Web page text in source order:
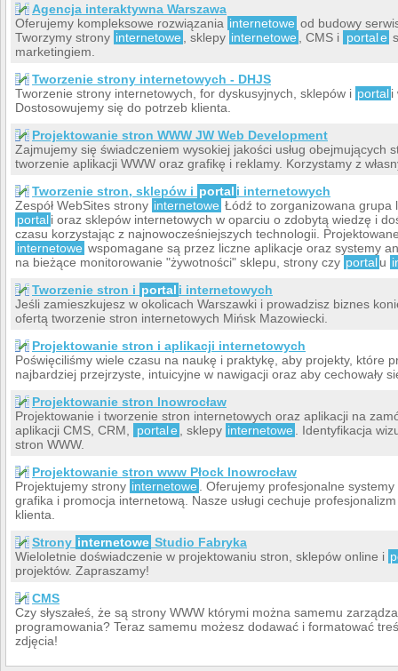
Agencja interaktywna Warszawa
Oferujemy kompleksowe rozwiązania internetowe od budowy
Tworzymy strony internetowe , sklepy internetowe , CMS i portale
marketingiem.
Tworzenie strony internetowych - DHJS
Tworzenie strony internetowych, for dyskusyjnych, sklepów i portali
Dostosowujemy się do potrzeb klienta.
Projektowanie stron WWW JW Web Development
Zajmujemy się świadczeniem wysokiej jakości usług obejmujących
tworzenie aplikacji WWW oraz grafikę i reklamy. Korzystamy z
Tworzenie stron, sklepów i portal i internetowych
Zespół WebSites strony internetowe Łódź to zorganizowana grupa
portali oraz sklepów internetowych w oparciu o zdobytą wiedzę i
czasu korzystając z najnowocześniejszych technologii.
internetowe wspomagane są przez liczne aplikacje oraz systemy
na bieżące monitorowanie "żywotności" sklepu, strony czy portalu
Tworzenie stron i portal i internetowych
Jeśli zamieszkujesz w okolicach Warszawki i prowadzisz biznes
ofertą tworzenie stron internetowych Mińsk Mazowiecki.
Projektowanie stron i aplikacji internetowych
Poświęciliśmy wiele czasu na naukę i praktykę, aby projekty, które
najbardziej przejrzyste, intuicyjne w nawigacji oraz aby cechowały
Projektowanie stron Inowrocław
Projektowanie i tworzenie stron internetowych oraz aplikacji na
aplikacji CMS, CRM,
portale , sklepy internetowe
. Identyfikacja
stron WWW.
Projektowanie stron www Płock Inowrocław
Projektujemy strony internetowe
. Oferujemy profesjonalne
grafika i promocja internetową. Nasze usługi cechuje
klienta.
Strony internetowe Studio Fabryka
Wieloletnie doświadczenie w projektowaniu stron, sklepów online i
projektów. Zapraszamy!
CMS
Czy słyszałeś, że są strony WWW którymi można samemu
programowania? Teraz samemu możesz dodawać i formatować
zdjęcia!